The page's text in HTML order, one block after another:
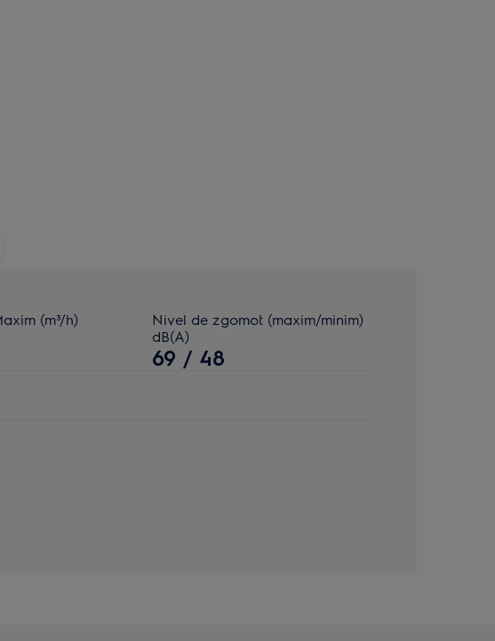
(m³/h)
Nivel de zgomot (maxim/minim)
dB(A)
69 / 48